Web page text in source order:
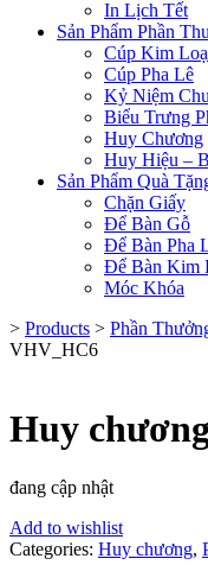
In Lịch Tết
Sản Phẩm Phần
Cúp Kim
Cúp Pha Lê
Kỷ Niệm
Biểu Trưng
Huy Chương
Huy Hiệu –
Sản Phẩm Quà
Chặn Giấy
Để Bàn Gỗ
Để Bàn Pha
Để Bàn Kim
Móc Khóa
> Products > Phần
VHV_HC6
Huy
đang cập nhật
Add to wishlist
Categories: Huy chương,